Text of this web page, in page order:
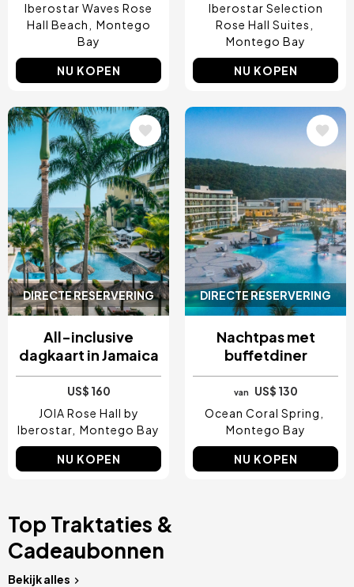
Iberostar Waves Rose
Hall Beach
Montego
Bay
NU KOPEN
Iberostar Selection
Rose Hall Suites
Montego Bay
NU KOPEN
DIRECTE RESERVERING
Afbeelding
All-inclusive
dagkaart in Jamaica
US$ 160
JOIA Rose Hall by
Iberostar Montego Bay
NU KOPEN
DIRECTE RESERVERING
Afbeelding
Nachtpas met
buffetdiner
van
US$ 130
Ocean Coral Spring
Montego Bay
NU KOPEN
Top Traktaties &
Cadeaubonnen
Bekijk alles